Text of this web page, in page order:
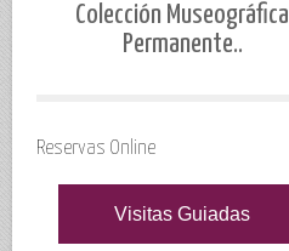
Colección Museográfica
Permanente..
Reservas Online
Visitas Guiadas